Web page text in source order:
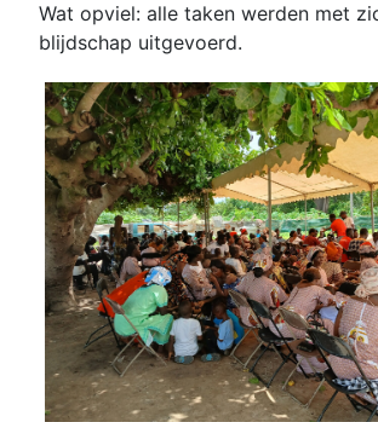
Wat opviel: alle taken werden met
blijdschap uitgevoerd.